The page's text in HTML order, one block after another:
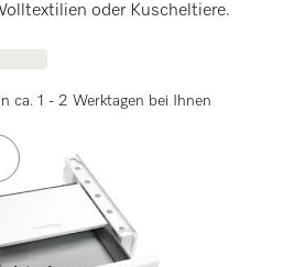
oder Kuscheltiere.
ca. 1 - 2 Werktagen bei Ihnen